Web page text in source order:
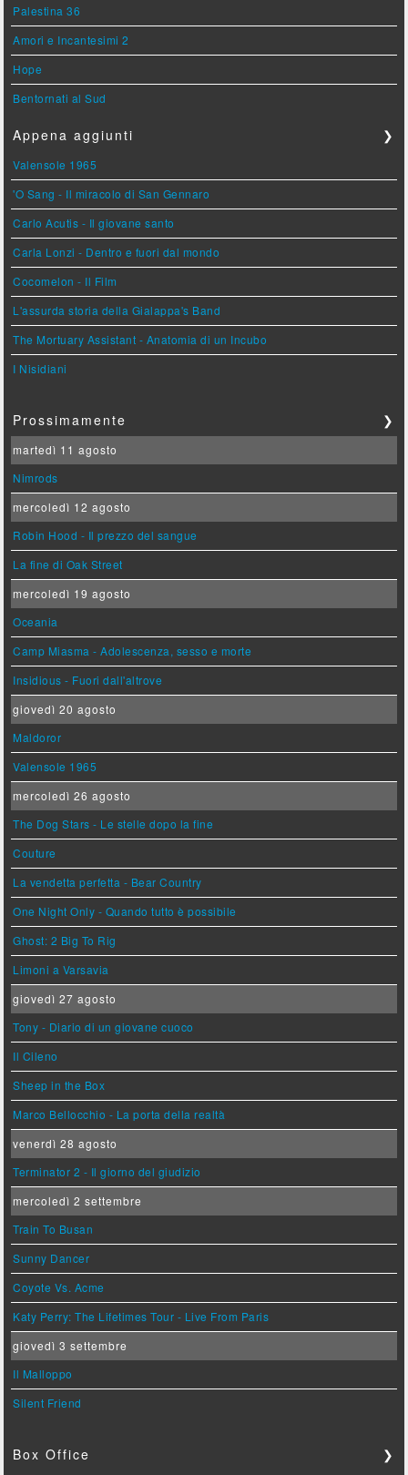
Palestina 36
Amori e Incantesimi 2
Hope
Bentornati al Sud
Appena aggiunti ❯
Valensole 1965
'O Sang - Il miracolo di San Gennaro
Carlo Acutis - Il giovane santo
Carla Lonzi - Dentro e fuori dal mondo
Cocomelon - Il Film
L'assurda storia della Gialappa's Band
The Mortuary Assistant - Anatomia di un Incubo
I Nisidiani
Prossimamente ❯
martedì 11 agosto
Nimrods
mercoledì 12 agosto
Robin Hood - Il prezzo del sangue
La fine di Oak Street
mercoledì 19 agosto
Oceania
Camp Miasma - Adolescenza, sesso e morte
Insidious - Fuori dall'altrove
giovedì 20 agosto
Maldoror
Valensole 1965
mercoledì 26 agosto
The Dog Stars - Le stelle dopo la fine
Couture
La vendetta perfetta - Bear Country
One Night Only - Quando tutto è possibile
Ghost: 2 Big To Rig
Limoni a Varsavia
giovedì 27 agosto
Tony - Diario di un giovane cuoco
Il Cileno
Sheep in the Box
Marco Bellocchio - La porta della realtà
venerdì 28 agosto
Terminator 2 - Il giorno del giudizio
mercoledì 2 settembre
Train To Busan
Sunny Dancer
Coyote Vs. Acme
Katy Perry: The Lifetimes Tour - Live From Paris
giovedì 3 settembre
Il Malloppo
Silent Friend
Box Office ❯